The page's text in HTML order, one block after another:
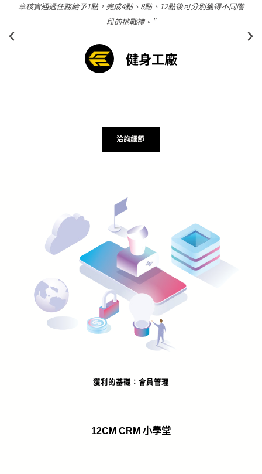
人數。另外LINE好友人數也在短短2個月內，從21萬人成長到32萬
人，每日成長人數皆超過1000人以上。”
丸亀製麺
洽詢細節
獲利的基礎：會員管理
12CM CRM 小學堂